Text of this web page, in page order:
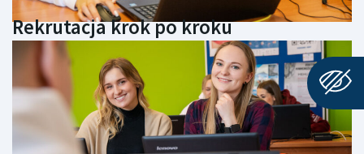
Rekrutacja krok po kroku